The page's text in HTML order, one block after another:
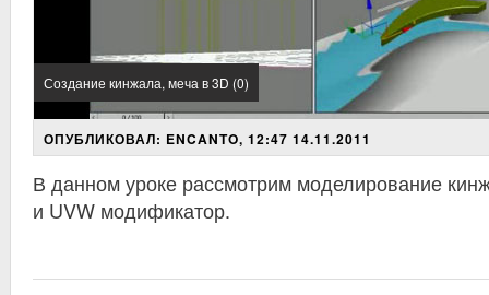
Создание кинжала, меча в 3D (0)
ОПУБЛИКОВАЛ: ENCANTO, 12:47 14.11.2011
В данном уроке рассмотрим моделирование
и UVW модификатор.